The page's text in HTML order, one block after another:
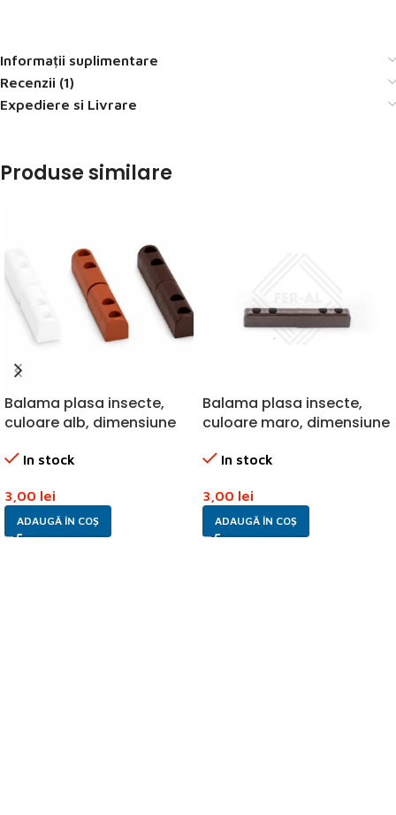
Informații suplimentare
Recenzii (1)
Expediere si Livrare
Produse similare
Balama plasa insecte,
culoare alb, dimensiune
In stock
3,00 lei
ADAUGĂ ÎN COȘ
Balama plasa insecte,
culoare maro, dimensiune
In stock
3,00 lei
ADAUGĂ ÎN COȘ